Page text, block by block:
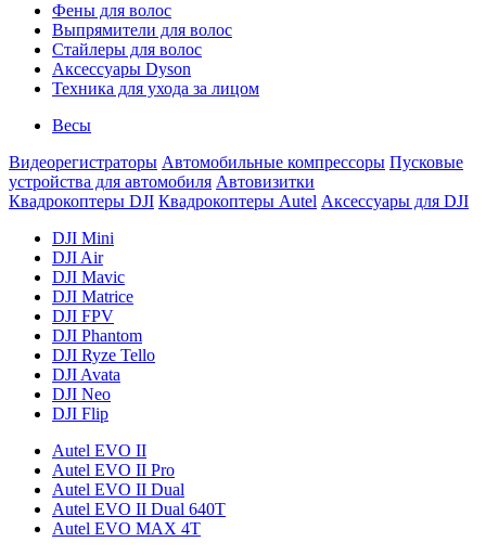
Фены для волос
Выпрямители для волос
Стайлеры для волос
Аксессуары Dyson
Техника для ухода за лицом
Весы
Видеорегистраторы Автомобильные компрессоры Пусковые
устройства для автомобиля Автовизитки
Квадрокоптеры DJI Квадрокоптеры Autel Аксессуары для DJI
DJI Mini
DJI Air
DJI Mavic
DJI Matrice
DJI FPV
DJI Phantom
DJI Ryze Tello
DJI Avata
DJI Neo
DJI Flip
Autel EVO II
Autel EVO II Pro
Autel EVO II Dual
Autel EVO II Dual 640T
Autel EVO MAX 4T